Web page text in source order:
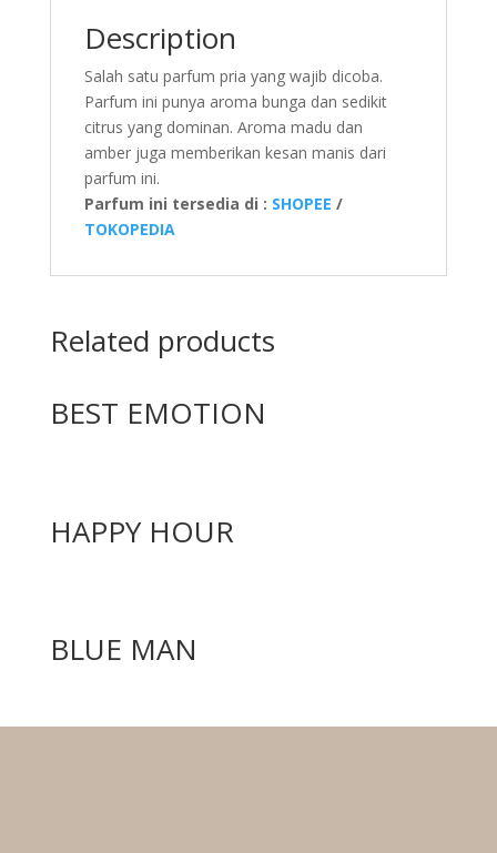
Description
Salah satu parfum pria yang wajib dicoba.
Parfum ini punya aroma bunga dan sedikit
citrus yang dominan. Aroma madu dan
amber juga memberikan kesan manis dari
parfum ini.
Parfum ini tersedia di : SHOPEE /
TOKOPEDIA
Related products
BEST EMOTION
HAPPY HOUR
BLUE MAN